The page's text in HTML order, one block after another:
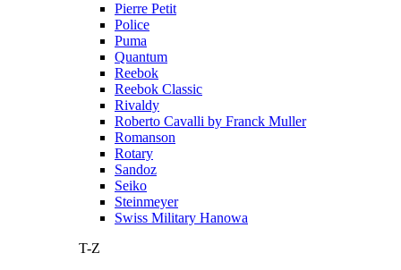
Pierre Petit
Police
Puma
Quantum
Reebok
Reebok Classic
Rivaldy
Roberto Cavalli by Franck Muller
Romanson
Rotary
Sandoz
Seiko
Steinmeyer
Swiss Military Hanowa
T-Z